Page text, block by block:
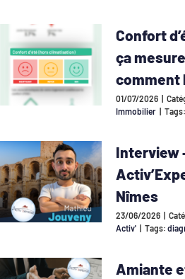
Confort
ça
comment
01/07/2026 |
Immobilier | Tags:
Interview
Nîmes
23/06/2026 |
Activ' | Tags:
Amiante